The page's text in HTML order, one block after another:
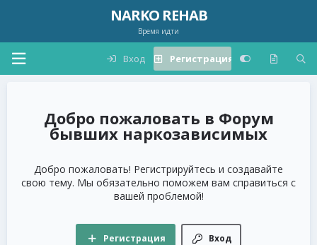
NARKO REHAB
Время идти
Вход Регистрация
Форум
бывших наркозависимых
Добро пожаловать! Регистрируйтесь и создавайте
свою тему. Мы обязательно поможем вам справиться с
вашей проблемой!
Вход
Регистрация